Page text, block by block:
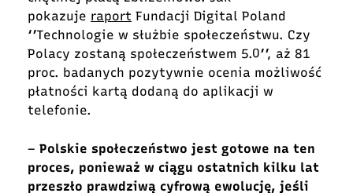
pokazuje raport Fundacji Digital Poland
‘’Technologie w służbie społeczeństwu. Czy
Polacy zostaną społeczeństwem 5.0’’, aż 81
proc. badanych pozytywnie ocenia możliwość
płatności kartą dodaną do aplikacji w
telefonie.
– Polskie społeczeństwo jest gotowe na ten
proces, ponieważ w ciągu ostatnich kilku lat
przeszło prawdziwą cyfrową ewolucję, jeśli